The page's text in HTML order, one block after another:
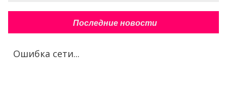
Последние новости
Ошибка сети...